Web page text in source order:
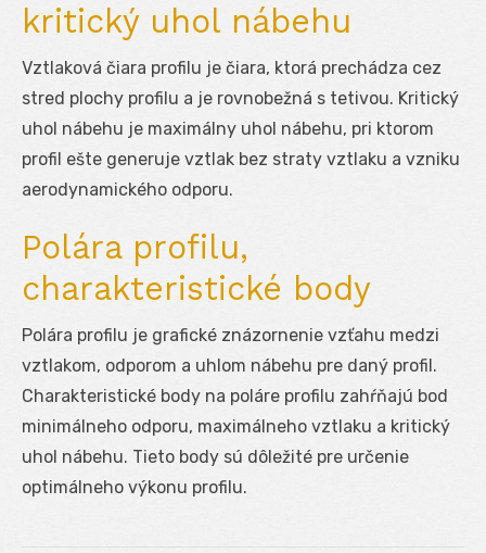
kritický uhol nábehu
Vztlaková čiara profilu je čiara, ktorá prechádza cez
stred plochy profilu a je rovnobežná s tetivou. Kritický
uhol nábehu je maximálny uhol nábehu, pri ktorom
profil ešte generuje vztlak bez straty vztlaku a vzniku
aerodynamického odporu.
Polára profilu,
charakteristické body
Polára profilu je grafické znázornenie vzťahu medzi
vztlakom, odporom a uhlom nábehu pre daný profil.
Charakteristické body na poláre profilu zahŕňajú bod
minimálneho odporu, maximálneho vztlaku a kritický
uhol nábehu. Tieto body sú dôležité pre určenie
optimálneho výkonu profilu.